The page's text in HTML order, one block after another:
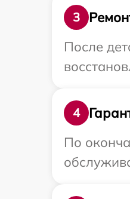
3
После
4
По